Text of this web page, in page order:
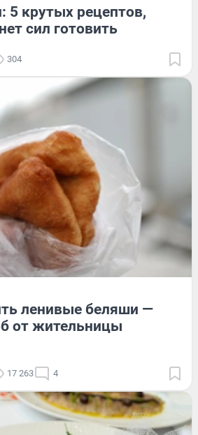
5 крутых рецептов,
сил готовить
304
ленивые беляши —
от жительницы
17 263 4